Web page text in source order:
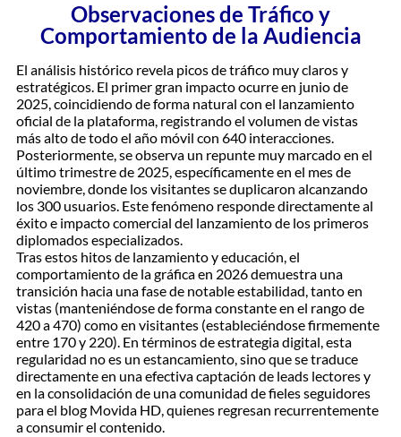
Observaciones de Tráfico y
Comportamiento de la Audiencia
​El análisis histórico revela picos de tráfico muy claros y
estratégicos. El primer gran impacto ocurre en junio de
2025, coincidiendo de forma natural con el lanzamiento
oficial de la plataforma, registrando el volumen de vistas
más alto de todo el año móvil con 640 interacciones.
Posteriormente, se observa un repunte muy marcado en el
último trimestre de 2025, específicamente en el mes de
noviembre, donde los visitantes se duplicaron alcanzando
los 300 usuarios. Este fenómeno responde directamente al
éxito e impacto comercial del lanzamiento de los primeros
diplomados especializados.
​Tras estos hitos de lanzamiento y educación, el
comportamiento de la gráfica en 2026 demuestra una
transición hacia una fase de notable estabilidad, tanto en
vistas (manteniéndose de forma constante en el rango de
420 a 470) como en visitantes (estableciéndose firmemente
entre 170 y 220). En términos de estrategia digital, esta
regularidad no es un estancamiento, sino que se traduce
directamente en una efectiva captación de leads lectores y
en la consolidación de una comunidad de fieles seguidores
para el blog Movida HD, quienes regresan recurrentemente
a consumir el contenido.